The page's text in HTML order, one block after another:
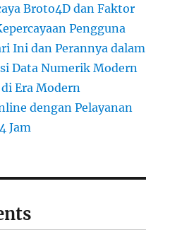
Broto4D dan Faktor
Pengguna
Ini dan Perannya dalam
Data Numerik Modern
Era Modern
dengan Pelayanan
Jam